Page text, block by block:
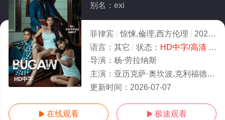
HD中字
别名：exi
菲律宾 惊悚,倫理,西方伦理 2023
语言： 其它 状态： HD中字/高清- 免费在线观看
导演： 杨·劳拉纳斯
主演： 亚历克萨·奥坎波,克利福德·普辛,Jay,Manalo,阿塔斯卡·梅尔卡多,劳
更新时间： 2026-07-07
 在线观看  极速观看